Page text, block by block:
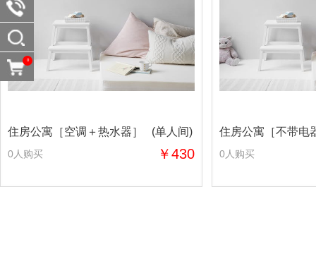
住房公寓［空调＋热水器］ (单人间)
0人购买 ￥430
住房公寓［不带电
0人购买
0